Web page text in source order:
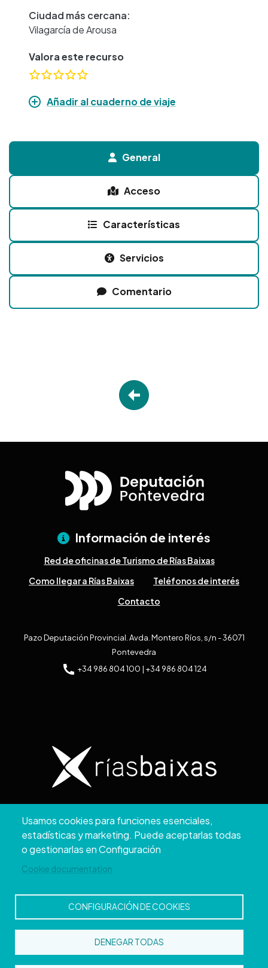
Ciudad más cercana:
Vilagarcía de Arousa
Valora este recurso
Añadir al cuaderno de viaje
General
Acceso
Características
Servicios
Comentario
Usamos cookies para funciones esenciales,
estadísticas y marketing. Puede aceptarlas todas
o gestionarlas en Configuración
Cookie documentation
CONFIGURACIÓN DE COOKIES
DENEGAR TODAS
Información de interés
Red de oficinas de Turismo de Rías Baixas
Como llegar a Rías Baixas
Teléfonos de interés
Contacto
Pazo Deputación Provincial. Avda. Montero Ríos, s/n - 36071
Pontevedra
+34 986 804 100 | +34 986 804 124
Reservados todos los derechos
Aviso
Accesibilidad Protección de